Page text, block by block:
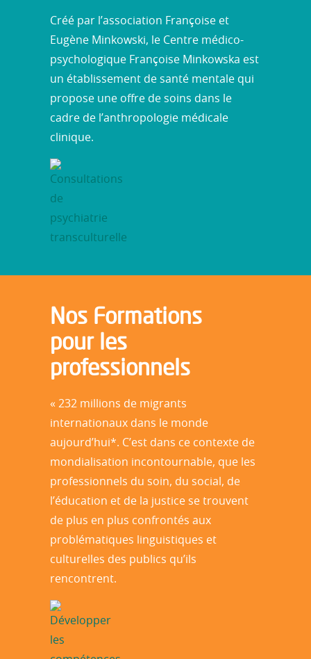
Créé par l’association Françoise et
Eugène Minkowski, le Centre médico-
psychologique Françoise Minkowska est
un établissement de santé mentale qui
propose une offre de soins dans le
cadre de l’anthropologie médicale
clinique.
Nos Formations
pour les
professionnels
« 232 millions de migrants
internationaux dans le monde
aujourd’hui*. C’est dans ce contexte de
mondialisation incontournable, que les
professionnels du soin, du social, de
l’éducation et de la justice se trouvent
de plus en plus confrontés aux
problématiques linguistiques et
culturelles des publics qu’ils
rencontrent.